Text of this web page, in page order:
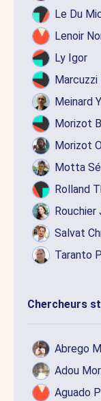
Le Du
Lenoir
Ly Igor
Marcuzzi
Meinard
Morizot
Morizot
Motta
Rolland
Salvat
Taranto
Chercheurs
Abrego
Adou
Aguado